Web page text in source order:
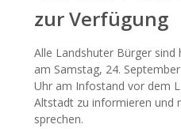
zur Verfügung
Alle Landshuter Bürger sind
am Samstag, 24.
Uhr am Infostand vor dem
Altstadt zu informieren und
sprechen.